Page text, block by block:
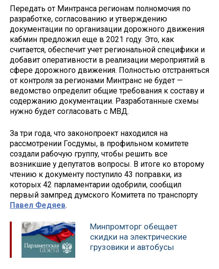
Передать от Минтранса регионам полномочия по
разработке, согласованию и утверждению
документации по организации дорожного движения
кабмин предложил еще в 2021 году. Это, как
считается, обеспечит учет региональной специфики и
добавит оперативности в реализации мероприятий в
сфере дорожного движения. Полностью отстраняться
от контроля за регионами Минтранс не будет —
ведомство определит общие требования к составу и
содержанию документации. Разработанные схемы
нужно будет согласовать с МВД.
За три года, что законопроект находился на
рассмотрении Госдумы, в профильном комитете
создали рабочую группу, чтобы решить все
возникшие у депутатов вопросы. В итоге ко второму
чтению к документу поступило 43 поправки, из
которых 42 парламентарии одобрили, сообщил
первый зампред думского Комитета по транспорту
Павел Федяев.
Минпромторг обещает
скидки на электрические
грузовики и автобусы